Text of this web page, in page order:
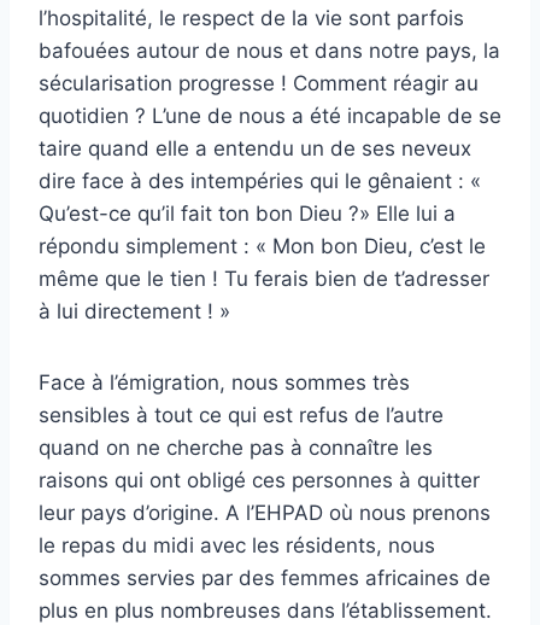
l’hospitalité, le respect de la vie sont parfois
bafouées autour de nous et dans notre pays, la
sécularisation progresse ! Comment réagir au
quotidien ? L’une de nous a été incapable de se
taire quand elle a entendu un de ses neveux
dire face à des intempéries qui le gênaient : «
Qu’est-ce qu’il fait ton bon Dieu ?» Elle lui a
répondu simplement : « Mon bon Dieu, c’est le
même que le tien ! Tu ferais bien de t’adresser
à lui directement ! »
Face à l’émigration, nous sommes très
sensibles à tout ce qui est refus de l’autre
quand on ne cherche pas à connaître les
raisons qui ont obligé ces personnes à quitter
leur pays d’origine. A l’EHPAD où nous prenons
le repas du midi avec les résidents, nous
sommes servies par des femmes africaines de
plus en plus nombreuses dans l’établissement.